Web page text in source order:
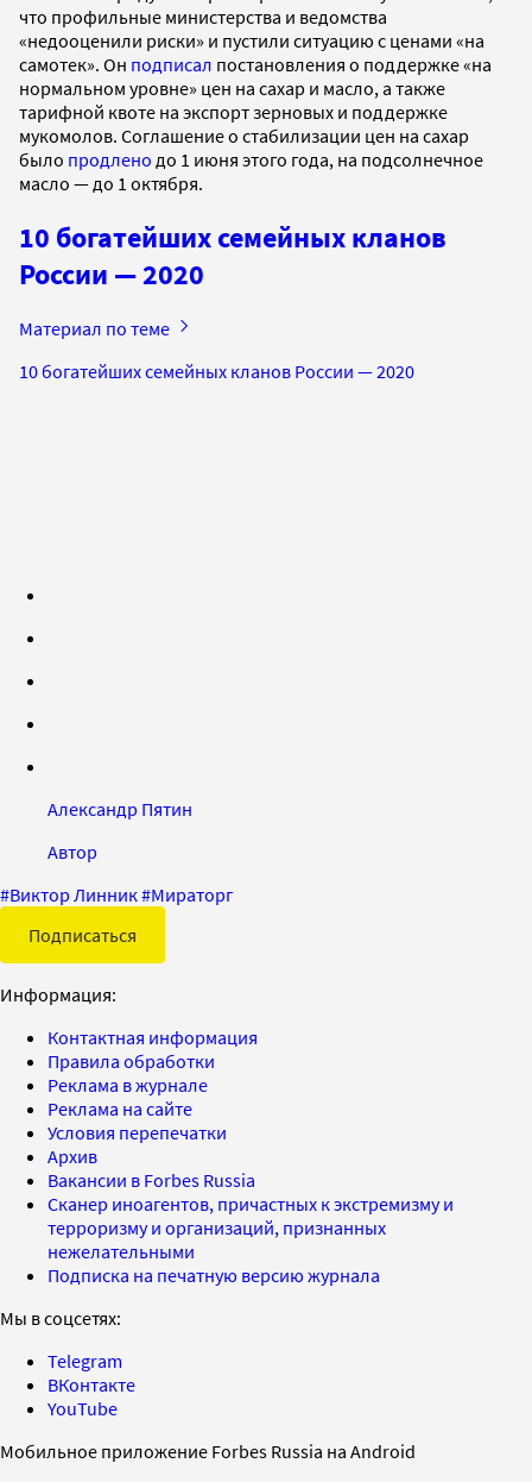
что профильные министерства и ведомства
«недооценили риски» и пустили ситуацию с ценами «на
самотек». Он подписал постановления о поддержке «на
нормальном уровне» цен на сахар и масло, а также
тарифной квоте на экспорт зерновых и поддержке
мукомолов. Соглашение о стабилизации цен на сахар
было продлено до 1 июня этого года, на подсолнечное
масло — до 1 октября.
10 богатейших семейных кланов
России — 2020
Материал по теме
10 богатейших семейных кланов России — 2020
Александр Пятин
Автор
#Виктор Линник#Мираторг
Подписаться
Информация:
Контактная информация
Правила обработки
Реклама в журнале
Реклама на сайте
Условия перепечатки
Архив
Вакансии в Forbes Russia
Сканер иноагентов, причастных к экстремизму и
терроризму и организаций, признанных
нежелательными
Подписка на печатную версию журнала
Мы в соцсетях:
Telegram
ВКонтакте
YouTube
Мобильное приложение Forbes Russia на Android